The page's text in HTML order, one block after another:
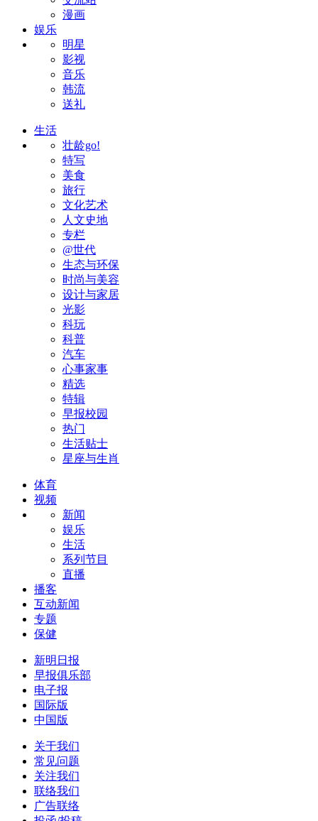
漫画
娱乐
明星
影视
音乐
韩流
送礼
生活
壮龄go!
特写
美食
旅行
文化艺术
人文史地
专栏
@世代
生态与环保
时尚与美容
设计与家居
光影
科玩
科普
汽车
心事家事
精选
特辑
早报校园
热门
生活贴士
星座与生肖
体育
视频
新闻
娱乐
生活
系列节目
直播
播客
互动新闻
专题
保健
新明日报
早报俱乐部
电子报
国际版
中国版
关于我们
常见问题
关注我们
联络我们
广告联络